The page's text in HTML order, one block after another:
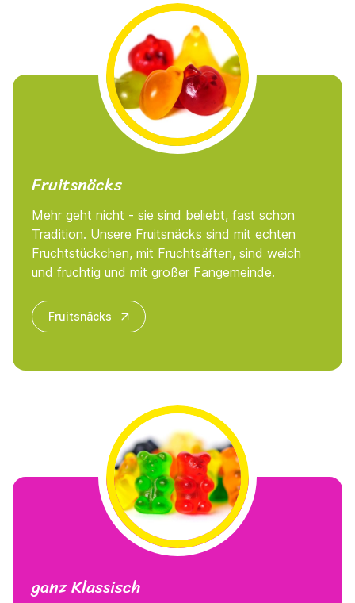
Fruitsnäcks
Mehr geht nicht - sie sind beliebt, fast schon
Tradition. Unsere Fruitsnäcks sind mit echten
Fruchtstückchen, mit Fruchtsäften, sind weich
und fruchtig und mit großer Fangemeinde.
Fruitsnäcks
ganz Klassisch